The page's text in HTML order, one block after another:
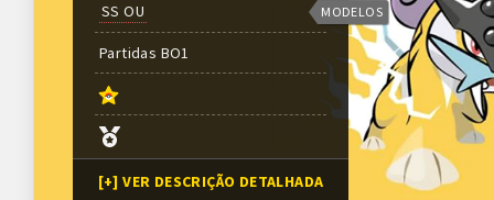
SS OU
Partidas BO1
[+] VER DESCRIÇÃO DETALHADA
MODELOS